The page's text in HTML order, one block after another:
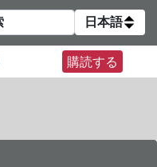
日本語
購読する